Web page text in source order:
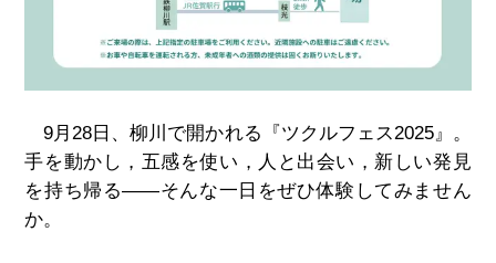
9月 28 日、柳川で開かれる『ツクルフェス 2025』。
手を動かし，五感を使い，人と出会い，新しい発見
を持ち帰る――そんな一日をぜひ体験してみません
か。